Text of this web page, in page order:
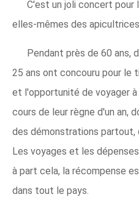
C'est un joli concert pour
elles-mêmes des
Pendant près de 60 ans,
25 ans ont concouru pour le
et l'opportunité de voyager
cours de leur règne d'un an,
des démonstrations
Les voyages et les
à part cela, la récompense
dans tout le pays.